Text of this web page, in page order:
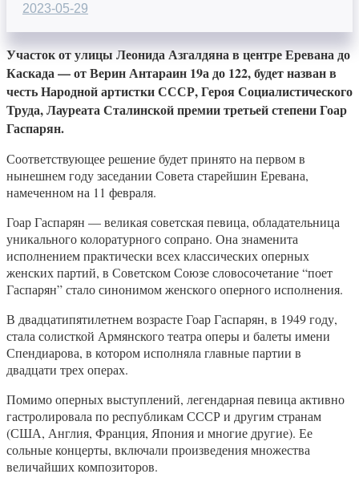
2023-05-29
Участок от улицы Леонида Азгалдяна в центре Еревана до
Каскада — от Верин Антараин 19а до 122, будет назван в
честь Народной артистки СССР, Героя Социалистического
Труда, Лауреата Сталинской премии третьей степени Гоар
Гаспарян.
Соответствующее решение будет принято на первом в
нынешнем году заседании Совета старейшин Еревана,
намеченном на 11 февраля.
Гоар Гаспарян — великая советская певица, обладательница
уникального колоратурного сопрано. Она знаменита
исполнением практически всех классических оперных
женских партий, в Советском Союзе словосочетание “поет
Гаспарян” стало синонимом женского оперного исполнения.
В двадцатипятилетнем возрасте Гоар Гаспарян, в 1949 году,
стала солисткой Армянского театра оперы и балеты имени
Спендиарова, в котором исполняла главные партии в
двадцати трех операх.
Помимо оперных выступлений, легендарная певица активно
гастролировала по республикам СССР и другим странам
(США, Англия, Франция, Япония и многие другие). Ее
сольные концерты, включали произведения множества
величайших композиторов.